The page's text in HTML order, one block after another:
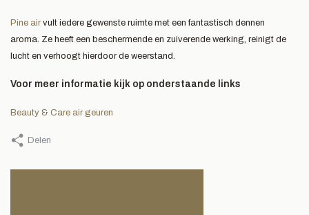
Pine air vult iedere gewenste ruimte met een fantastisch dennen
aroma. Ze heeft een beschermende en zuiverende werking, reinigt de
lucht en verhoogt hierdoor de weerstand.
Voor meer informatie kijk op onderstaande links
Beauty & Care air geuren
Delen